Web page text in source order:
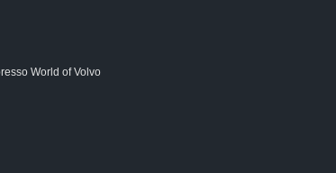
World of Volvo